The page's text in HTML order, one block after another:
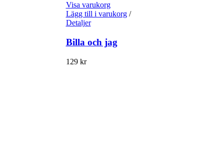
Visa varukorg
Lägg till i varukorg/
Detaljer
Billa och jag
129 kr